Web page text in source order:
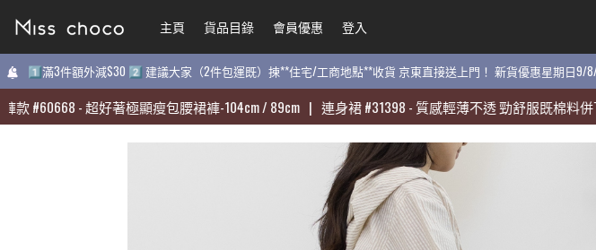
主頁 貨品目錄 會員優惠 登入
1️⃣滿3件額外減$30 2️⃣ 建議大家（2件包運既）揀**住宅/工商地點**收貨 京東直接送上門！ 新貨優惠星期日
60668-超好著極顯瘦包腰裙褲-104cm / 89cm | 連身裙#31398-質感輕薄不透 勁舒服既棉料併下擺
主頁 貨品目錄 會員優惠 登入
1️⃣滿3件額外減$30 2️⃣ 建議大家（2件包運既）揀**住宅/工商地點**收貨 京東直接送上門！ 新貨優惠星期日
60668-超好著極顯瘦包腰裙褲-104cm / 89cm | 連身裙#31398-質感輕薄不透 勁舒服既棉料併下擺